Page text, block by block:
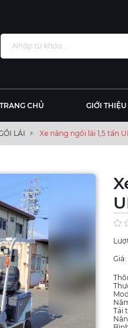
TRANG CHỦ GIỚI THIỆU
LÁI Xe nâng ngồi lái 1,5 tấn
Giá:
Tải